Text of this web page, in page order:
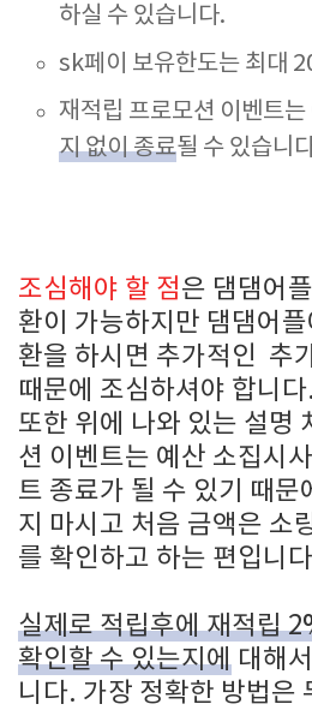
하실 수 있습니다.
sk페이 보유한도는 최대
재적립 프로모션 이벤트는
지 없이 종료될 수 있습니
조심해야 할 점은 댐댐어
환이 가능하지만 댐댐어
환을 하시면 추가적인 추
때문에 조심하셔야 합니다.
또한 위에 나와 있는 설명
션 이벤트는 예산 소집시
트 종료가 될 수 있기 때문
지 마시고 처음 금액은 소
를 확인하고 하는 편입니
실제로 적립후에 재적립
확인할 수 있는지에 대해
니다. 가장 정확한 방법은